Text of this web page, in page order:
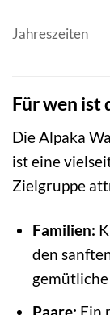
Jahreszeiten
Für wen ist
Die Alpaka
ist eine
Zielgruppe
Familien:
den